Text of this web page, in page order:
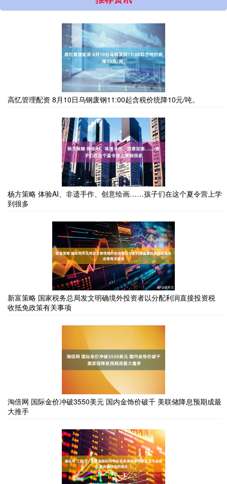
高忆管理配资 8月10日乌钢废钢11:00起含税价统降10元/吨。
杨方策略 体验AI、非遗手作、创意绘画……孩子们在这个夏令营上学
到很多
新富策略 国家税务总局发文明确境外投资者以分配利润直接投资税
收抵免政策有关事项
淘倍网 国际金价冲破3550美元 国内金饰价破千 美联储降息预期成最
大推手